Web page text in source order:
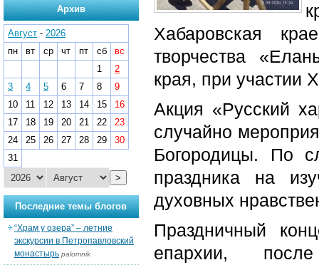
Хабаровская
творчества
края, при участии
Акция «Русский
случайно
Богородицы. По
праздника на
духовных
Праздничный
епархии,
Архив
Август - 2026
пн
вт ср чт пт сб
вс
1
2
3
4 5 6 7 8
9
10
11 12 13 14 15
16
17
18 19 20 21 22
23
24
25 26 27 28 29
30
31
>
Последние темы блогов
“Храм у озера” – летние
экскурсии в Петропавловский
монастырь palomnik